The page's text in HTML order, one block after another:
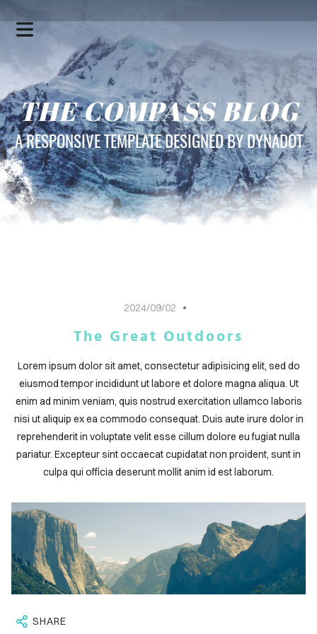
THE COMPASS BLOG
A RESPONSIVE TEMPLATE DESIGNED BY DYNADOT
CONTACT
2024/09/02
The Great Outdoors
Lorem ipsum dolor sit amet, consectetur adipisicing elit, sed do
eiusmod tempor incididunt ut labore et dolore magna aliqua. Ut
enim ad minim veniam, quis nostrud exercitation ullamco laboris
nisi ut aliquip ex ea commodo consequat. Duis aute irure dolor in
reprehenderit in voluptate velit esse cillum dolore eu fugiat nulla
pariatur. Excepteur sint occaecat cupidatat non proident, sunt in
culpa qui officia deserunt mollit anim id est laborum.
SHARE